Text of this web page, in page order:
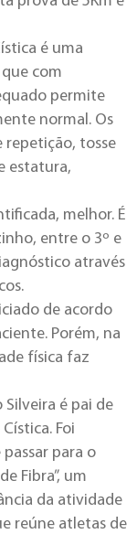
é uma
com
permite
normal. Os
repetição, tosse
estatura,
melhor. É
entre o 3º e
através
de acordo
Porém, na
física faz
é pai de
Foi
para o
Fibra”, um
da atividade
reúne atletas de